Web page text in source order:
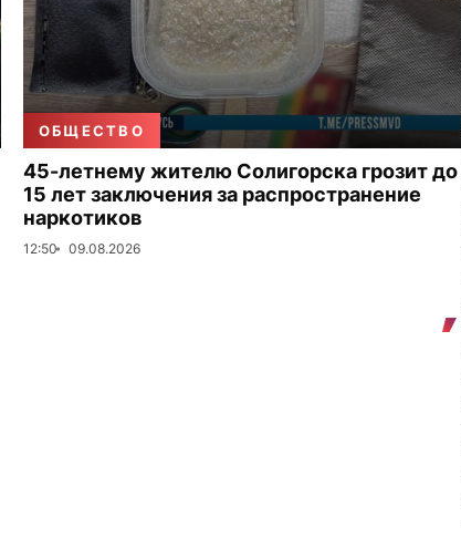
ОБЩЕСТВО
45-летнему жителю Солигорска грозит до
15 лет заключения за распространение
наркотиков
12:50 09.08.2026